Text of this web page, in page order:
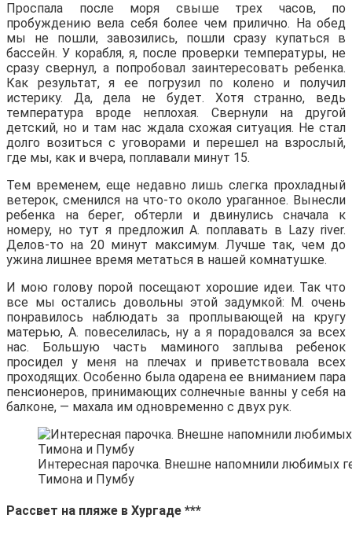
Проспала после моря свыше трех часов, по
пробуждению вела себя более чем прилично. На обед
мы не пошли, завозились, пошли сразу купаться в
бассейн. У корабля, я, после проверки температуры, не
сразу свернул, а попробовал заинтересовать ребенка.
Как результат, я ее погрузил по колено и получил
истерику. Да, дела не будет. Хотя странно, ведь
температура вроде неплохая. Свернули на другой
детский, но и там нас ждала схожая ситуация. Не стал
долго возиться с уговорами и перешел на взрослый,
где мы, как и вчера, поплавали минут 15.
Тем временем, еще недавно лишь слегка прохладный
ветерок, сменился на что-то около ураганное. Вынесли
ребенка на берег, обтерли и двинулись сначала к
номеру, но тут я предложил А. поплавать в Lazy river.
Делов-то на 20 минут максимум. Лучше так, чем до
ужина лишнее время метаться в нашей комнатушке.
И мою голову порой посещают хорошие идеи. Так что
все мы остались довольны этой задумкой: М. очень
понравилось наблюдать за проплывающей на кругу
матерью, А. повеселилась, ну а я порадовался за всех
нас. Большую часть маминого заплыва ребенок
просидел у меня на плечах и приветствовала всех
проходящих. Особенно была одарена ее вниманием пара
пенсионеров, принимающих солнечные ванны у себя на
балконе, — махала им одновременно с двух рук.
Интересная парочка. Внешне напомнили любимых
Тимона и Пумбу
Рассвет на пляже в Хургаде ***